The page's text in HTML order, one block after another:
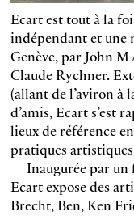
Ecart est tout à la
indépendant et une
Genève, par John
Claude Rychner.
(allant de l’aviron à
d’amis, Ecart s’est
lieux de référence
pratiques
Inaugurée par un
Ecart expose des
Brecht, Ben, Ken